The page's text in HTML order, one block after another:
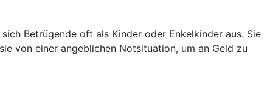
Betrügende oft als Kinder oder Enkelkinder aus. Sie
von einer angeblichen Notsituation, um an Geld zu